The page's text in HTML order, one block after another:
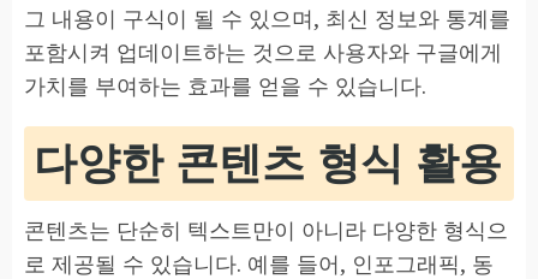
그 내용이 구식이 될 수 있으며, 최신 정보와 통계를
포함시켜 업데이트하는 것으로 사용자와 구글에게
가치를 부여하는 효과를 얻을 수 있습니다.
다양한 콘텐츠 형식 활용
콘텐츠는 단순히 텍스트만이 아니라 다양한 형식으
로 제공될 수 있습니다. 예를 들어, 인포그래픽, 동